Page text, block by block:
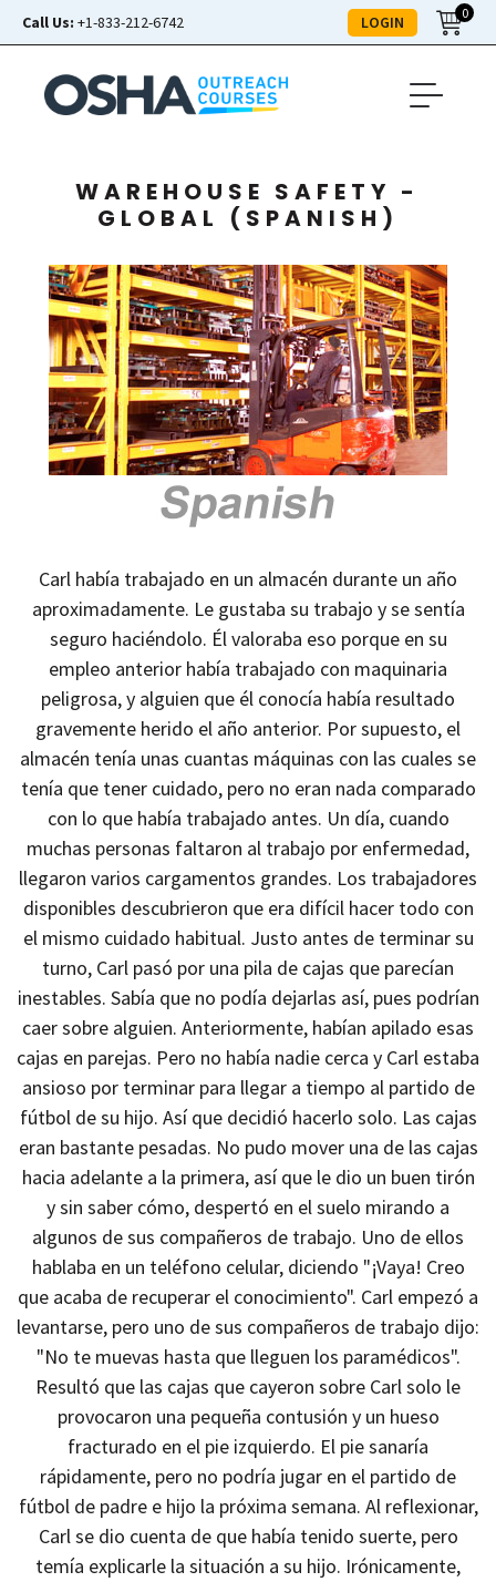
Call Us: +1-833-212-6742 LOGIN 0
WAREHOUSE SAFETY -
GLOBAL (SPANISH)
Carl había trabajado en un almacén durante un año
aproximadamente. Le gustaba su trabajo y se sentía
seguro haciéndolo. Él valoraba eso porque en su
empleo anterior había trabajado con maquinaria
peligrosa, y alguien que él conocía había resultado
gravemente herido el año anterior. Por supuesto, el
almacén tenía unas cuantas máquinas con las cuales se
tenía que tener cuidado, pero no eran nada comparado
con lo que había trabajado antes. Un día, cuando
muchas personas faltaron al trabajo por enfermedad,
llegaron varios cargamentos grandes. Los trabajadores
disponibles descubrieron que era difícil hacer todo con
el mismo cuidado habitual. Justo antes de terminar su
turno, Carl pasó por una pila de cajas que parecían
inestables. Sabía que no podía dejarlas así, pues podrían
caer sobre alguien. Anteriormente, habían apilado esas
cajas en parejas. Pero no había nadie cerca y Carl estaba
ansioso por terminar para llegar a tiempo al partido de
fútbol de su hijo. Así que decidió hacerlo solo. Las cajas
eran bastante pesadas. No pudo mover una de las cajas
hacia adelante a la primera, así que le dio un buen tirón
y sin saber cómo, despertó en el suelo mirando a
algunos de sus compañeros de trabajo. Uno de ellos
hablaba en un teléfono celular, diciendo "¡Vaya! Creo
que acaba de recuperar el conocimiento". Carl empezó a
levantarse, pero uno de sus compañeros de trabajo dijo:
"No te muevas hasta que lleguen los paramédicos".
Resultó que las cajas que cayeron sobre Carl solo le
provocaron una pequeña contusión y un hueso
fracturado en el pie izquierdo. El pie sanaría
rápidamente, pero no podría jugar en el partido de
fútbol de padre e hijo la próxima semana. Al reflexionar,
Carl se dio cuenta de que había tenido suerte, pero
temía explicarle la situación a su hijo. Irónicamente,